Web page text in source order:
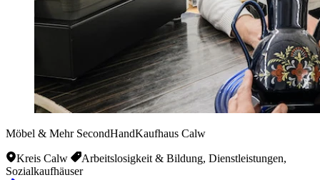
Möbel & Mehr SecondHandKaufhaus Calw
Kreis Calw
Arbeitslosigkeit & Bildung, Dienstleistungen,
Sozialkaufhäuser